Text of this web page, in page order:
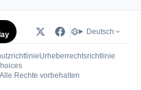
Deutsch
Urheberrechtsrichtlinie
(öffnet in neuem Tab)
Rechte vorbehalten